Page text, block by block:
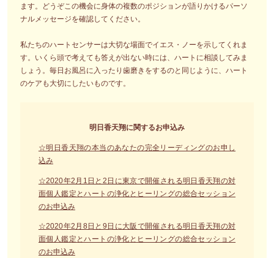
ます。どうぞこの機会に身体の複数のポジションが語りかけるパーソ
ナルメッセージを確認してください。
私たちのハートセンサーは大切な場面でイエス・ノーを示してくれま
す。いくら頭で考えても答えが出ない時には、ハートに相談してみま
しょう。毎日お風呂に入ったり歯磨きをするのと同じように、ハート
のケアも大切にしたいものです。
明日香天翔に関するお申込み
☆明日香天翔の本当のあなたの完全リーディングのお申し
込み
☆2020年2月1日と2日に東京で開催される明日香天翔の対
面個人鑑定とハートの浄化とヒーリングの総合セッション
のお申込み
☆2020年2月8日と9日に大阪で開催される明日香天翔の対
面個人鑑定とハートの浄化とヒーリングの総合セッション
のお申込み